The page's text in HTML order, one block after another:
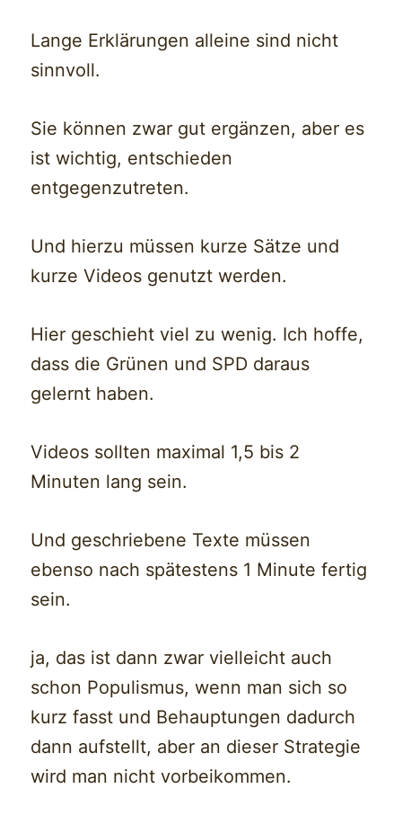
Lange Erklärungen alleine sind nicht
sinnvoll.
Sie können zwar gut ergänzen, aber es
ist wichtig, entschieden
entgegenzutreten.
Und hierzu müssen kurze Sätze und
kurze Videos genutzt werden.
Hier geschieht viel zu wenig. Ich hoffe,
dass die Grünen und SPD daraus
gelernt haben.
Videos sollten maximal 1,5 bis 2
Minuten lang sein.
Und geschriebene Texte müssen
ebenso nach spätestens 1 Minute fertig
sein.
ja, das ist dann zwar vielleicht auch
schon Populismus, wenn man sich so
kurz fasst und Behauptungen dadurch
dann aufstellt, aber an dieser Strategie
wird man nicht vorbeikommen.